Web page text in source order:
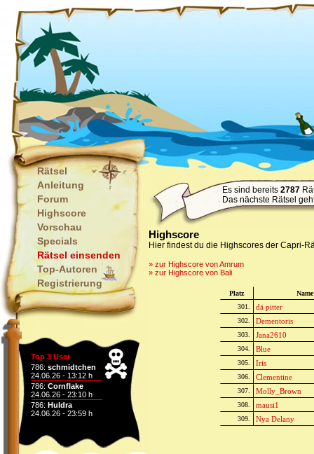
Rätsel
Anleitung
Forum
Highscore
Vorschau
Specials
Rätsel einsenden
Top-Autoren
Registrierung
Top 3 User
786: schmidtchen
24.06.26 - 13:12 h
786: Cornflake
24.06.26 - 23:10 h
786: Huldra
24.06.26 - 23:59 h
Es sind bereits 2787
Das nächste Rätsel
Highscore
Hier findest du die Highscores der Capri-
» zur Highscore von Amrum
» zur Highscore von Bali
Platz
Name
301.
dä pitter
302. Dementoris
303. Jana2610
304. Blue
305. Iris
306. Clementine
307. Molly_Brown
308. mausi1
309. Nya Delany